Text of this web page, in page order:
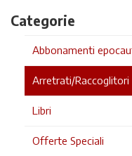
Categorie
Abbonamenti
Arretrati/Raccoglitori
Libri
Offerte Speciali